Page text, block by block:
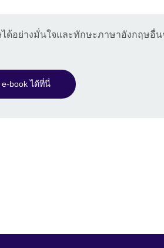
อย่างมั่นใจและทักษะภาษาอังกฤษอื่น
e-book ได้ที่นี่